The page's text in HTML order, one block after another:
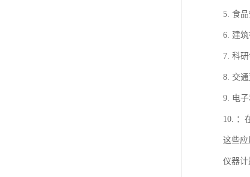
5. 食
6. 建
7. 科
8. 交
9. 电
10. ：
这些应
仪器计